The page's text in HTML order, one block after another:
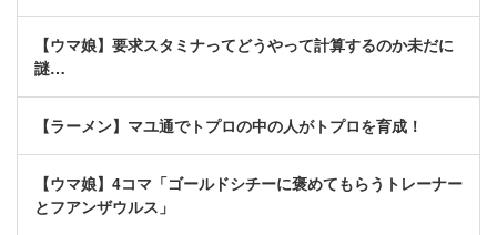
【ウマ娘】要求スタミナってどうやって計算するのか未だに
謎…
【ラーメン】マユ通でトプロの中の人がトプロを育成！
【ウマ娘】4コマ「ゴールドシチーに褒めてもらうトレーナー
とフアンザウルス」